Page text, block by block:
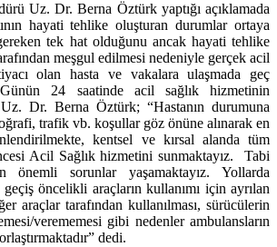
Uz. Dr. Berna Öztürk yaptığı açıklamada
hayati tehlike oluşturan durumlar ortaya
gereken tek hat olduğunu ancak hayati tehlike
meşgul edilmesi nedeniyle gerçek acil
olan hasta ve vakalara ulaşmada geç
Günün 24 saatinde acil sağlık hizmetinin
Dr. Berna Öztürk; “Hastanın durumuna
trafik vb. koşullar göz önüne alınarak en
kentsel ve kırsal alanda tüm
Acil Sağlık hizmetini sunmaktayız. Tabi
önemli sorunlar yaşamaktayız. Yollarda
öncelikli araçların kullanımı için ayrılan
araçlar tarafından kullanılması, sürücülerin
verememesi gibi nedenler ambulansların
dedi.